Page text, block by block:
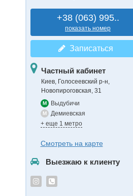
+38 (063) 995..
показать номер
Записаться
Частный кабинет
Киев, Голосеевский р-н,
Новопироговская, 31
M Выдубичи
M
Демиевская
+ еще 1 метро
Смотреть на карте
Выезжаю к клиенту